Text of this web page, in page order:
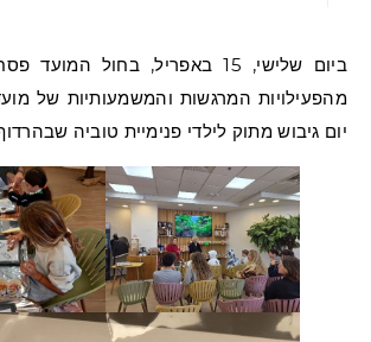
ביום שלישי, 15 באפריל, בחול המועד פסח, התקיימה אחת
מהפעילויות המרגשות והמשמעותיות של
יום גיבוש מתוק לילדי פנימיית טוביה